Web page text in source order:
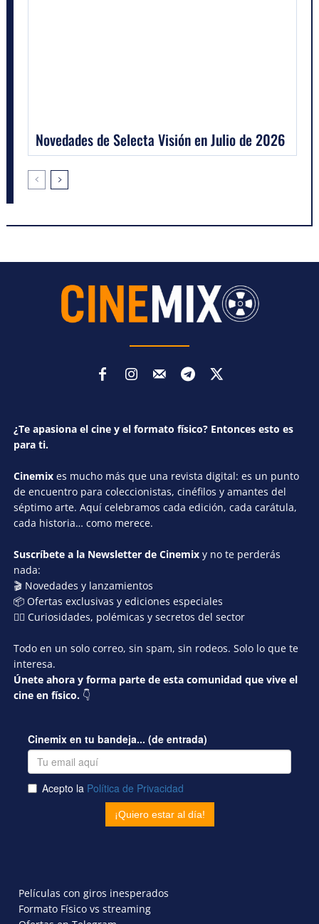
Novedades de Selecta Visión en Julio de 2026
¿Te apasiona el cine y el formato físico? Entonces esto es
para ti.
Cinemix es mucho más que una revista digital: es un punto
de encuentro para coleccionistas, cinéfilos y amantes del
séptimo arte. Aquí celebramos cada edición, cada carátula,
cada historia… como merece.
Suscríbete a la Newsletter de Cinemix y no te perderás
nada:
🎬 Novedades y lanzamientos
📦 Ofertas exclusivas y ediciones especiales
🕵️‍♂️ Curiosidades, polémicas y secretos del sector
Todo en un solo correo, sin spam, sin rodeos. Solo lo que te
interesa.
Únete ahora y forma parte de esta comunidad que vive el
cine en físico. 👇
Películas con giros inesperados
Formato Físico vs streaming